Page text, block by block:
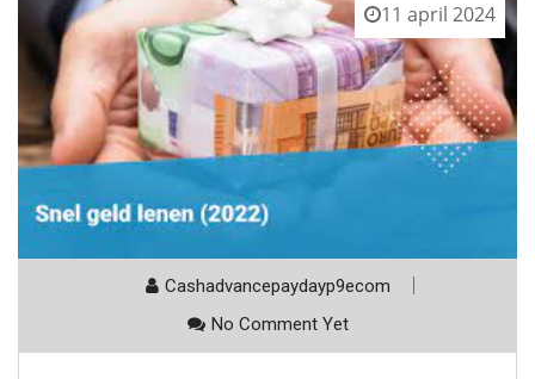
11 april 2024
Cashadvancepaydayp9ecom
No Comment Yet